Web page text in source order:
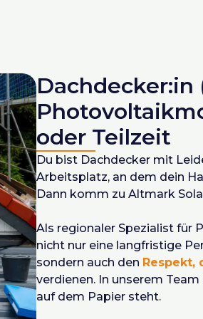
Dachdecker:in
oder Teilzeit
Du bist Dachdecker mit
Arbeitsplatz, an dem dein
Dann komm zu Altmark
Als regionaler Spezialist für
nicht nur eine langfristige
sondern auch den Respekt,
verdienen. In unserem
auf dem Papier steht.